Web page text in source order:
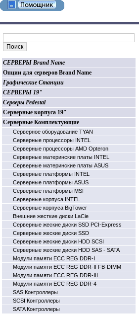
СЕРВЕРЫ Brand Name
Опции для серверов Brand Name
Графические Станции
СЕРВЕРЫ 19"
Серверы Pedestal
Серверные корпуса 19"
Серверные Комплектующие
Серверное оборудование TYAN
Серверные процессоры INTEL
Серверные процессоры AMD Opteron
Серверные материнские платы INTEL
Серверные материнские платы ASUS
Серверные платформы INTEL
Серверные платформы ASUS
Серверные платформы MSI
Серверные корпуса INTEL
Серверные корпуса BigTower
Внешние жесткие диски LaCie
Серверные жеские диски SSD PCI-Express
Серверные жеские диски SSD
Серверные жеские диски HDD SCSI
Серверные жеские диски HDD SAS - SATA
Модули памяти ECC REG DDR-I
Модули памяти ECC REG DDR-II FB-DIMM
Модули памяти ECC REG DDR-III
Модули памяти ECC REG DDR-4
SAS Контроллеры
SCSI Контроллеры
SATA Контроллеры